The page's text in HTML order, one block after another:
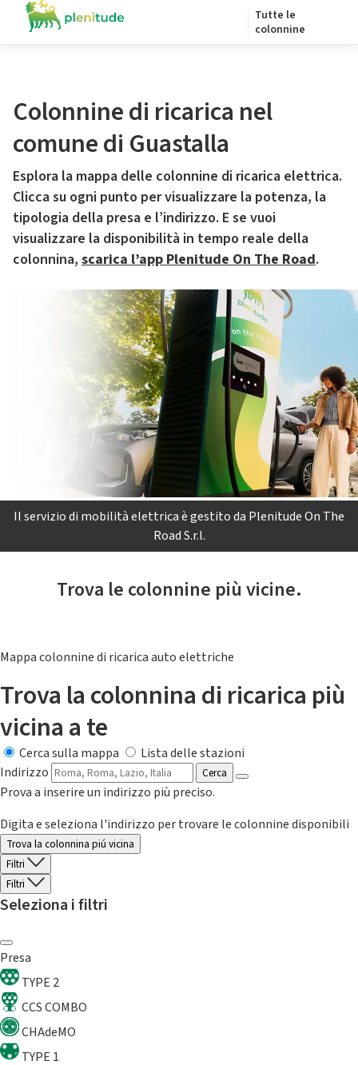
Tutte le
colonnine
Colonnine di ricarica nel
comune di Guastalla
Esplora la mappa delle colonnine di ricarica elettrica.
Clicca su ogni punto per visualizzare la potenza, la
tipologia della presa e l’indirizzo. E se vuoi
visualizzare la disponibilità in tempo reale della
colonnina, scarica l’app Plenitude On The Road.
Il servizio di mobilità elettrica è gestito da Plenitude On The
Road S.r.l.
Trova le colonnine più vicine.
Mappa colonnine di ricarica auto elettriche
Trova la colonnina di ricarica più
vicina a te
Cerca sulla mappa
Lista delle stazioni
Indirizzo
Cerca
Prova a inserire un indirizzo più preciso.
Digita e seleziona l'indirizzo per trovare le colonnine disponibili
Trova la colonnina piú vicina
Filtri
Filtri
Seleziona i filtri
Presa
TYPE 2
CCS COMBO
CHAdeMO
TYPE 1